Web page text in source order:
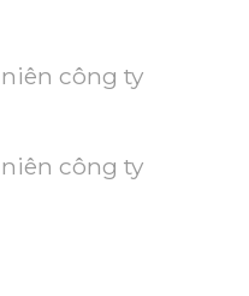
công ty
công ty